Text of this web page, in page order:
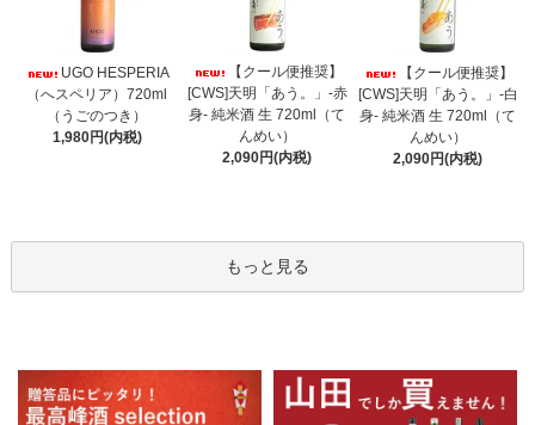
UGO HESPERIA
（へスペリア）720ml
（うごのつき）
1,980円(内税)
【クール便推奨】
[CWS]天明「あう。」-赤
身- 純米酒 生 720ml（て
んめい）
2,090円(内税)
【クール便推奨】
[CWS]天明「あう。」-白
身- 純米酒 生 720ml（て
んめい）
2,090円(内税)
もっと見る